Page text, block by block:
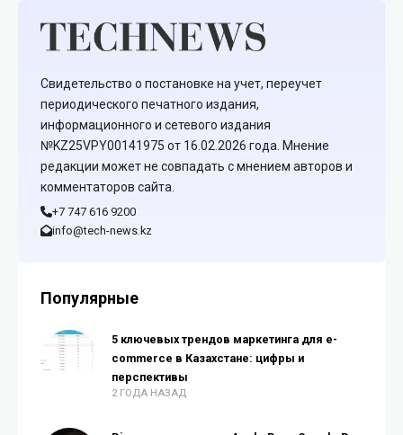
Свидетельство о постановке на учет, переучет
периодического печатного издания,
информационного и сетевого издания
№KZ25VPY00141975 от 16.02.2026 года. Мнение
редакции может не совпадать с мнением авторов и
комментаторов сайта.
+7 747 616 9200
info@tech-news.kz
Популярные
5 ключевых трендов маркетинга для e-
commerce в Казахстане: цифры и
перспективы
2 ГОДА НАЗАД